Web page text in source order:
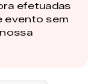
efetuadas
evento sem